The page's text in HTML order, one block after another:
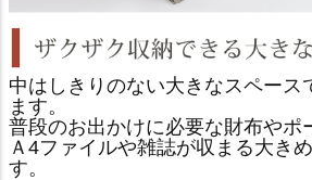
中はしきりのない大きなスペース
ます。
普段のお出かけに必要な財布やポ
Ａ4ファイルや雑誌が収まる大き
す。